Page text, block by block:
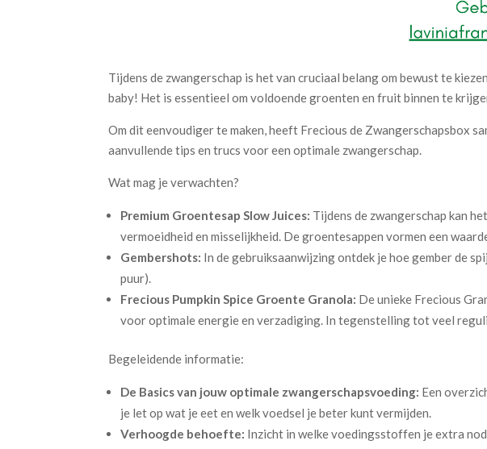
Tijdens de zwangerschap is het van cruciaal belang om bewust te
baby! Het is essentieel om voldoende groenten en fruit binnen te
Om dit eenvoudiger te maken, heeft Frecious de Zwangerschapsbox
aanvullende tips en trucs voor een optimale zwangerschap.
Wat mag je verwachten?
Premium Groentesap Slow Juices: Tijdens de zwangerschap kan
vermoeidheid en misselijkheid. De groentesappen vormen een
Gembershots: In de gebruiksaanwijzing ontdek je hoe gember de
puur).
Frecious Pumpkin Spice Groente Granola: De unieke Frecious
voor optimale energie en verzadiging. In tegenstelling tot veel
Begeleidende informatie:
De Basics van jouw optimale zwangerschapsvoeding: Een
je let op wat je eet en welk voedsel je beter kunt vermijden.
Verhoogde behoefte: Inzicht in welke voedingsstoffen je extra